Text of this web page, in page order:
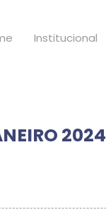
Institucional
2024